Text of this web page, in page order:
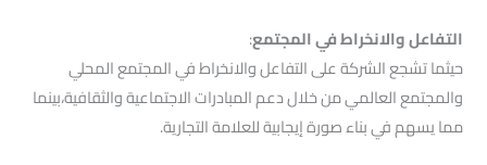
التفاعل والانخراط في المجتمع:
حيثما تشجع الشركة على التفاعل والانخراط في المجتمع المحلي
والمجتمع العالمي من خلال دعم المبادرات الاجتماعية والثقافية،بينما
مما يسهم في بناء صورة إيجابية للعلامة التجارية.